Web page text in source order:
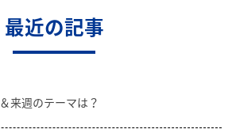
最近の記事
来週のテーマは？